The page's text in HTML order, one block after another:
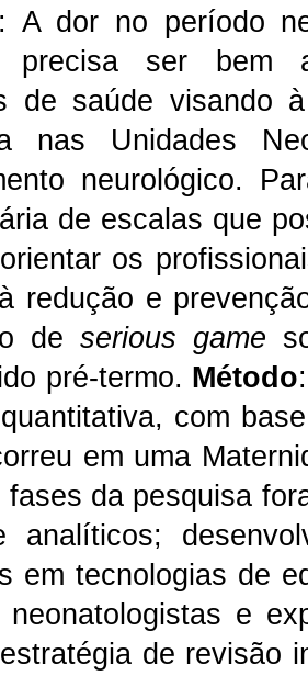
: A dor no período
precisa ser bem
de saúde visando
nas Unidades
neurológico.
de escalas que
os
redução e
de serious game
pré-termo. Método
com
em uma
fases da pesquisa
analíticos;
em tecnologias de
neonatologistas e
de revisão